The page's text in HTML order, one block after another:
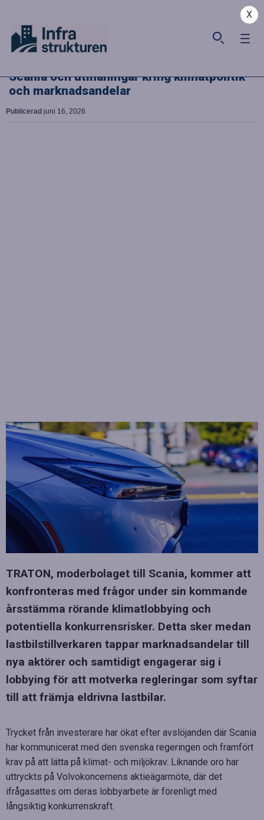
X
Scania och utmaningar kring klimatpolitik
och marknadsandelar
Publicerad juni 16, 2026
TRATON, moderbolaget till Scania, kommer att
konfronteras med frågor under sin kommande
årsstämma rörande klimatlobbying och
potentiella konkurrensrisker. Detta sker medan
lastbilstillverkaren tappar marknadsandelar till
nya aktörer och samtidigt engagerar sig i
lobbying för att motverka regleringar som syftar
till att främja eldrivna lastbilar.
Trycket från investerare har ökat efter avslöjanden där Scania
har kommunicerat med den svenska regeringen och framfört
krav på att lätta på klimat- och miljökrav. Liknande oro har
uttryckts på Volvokoncernens aktieägarmöte, där det
ifrågasattes om deras lobbyarbete är förenligt med
långsiktig konkurrenskraft.